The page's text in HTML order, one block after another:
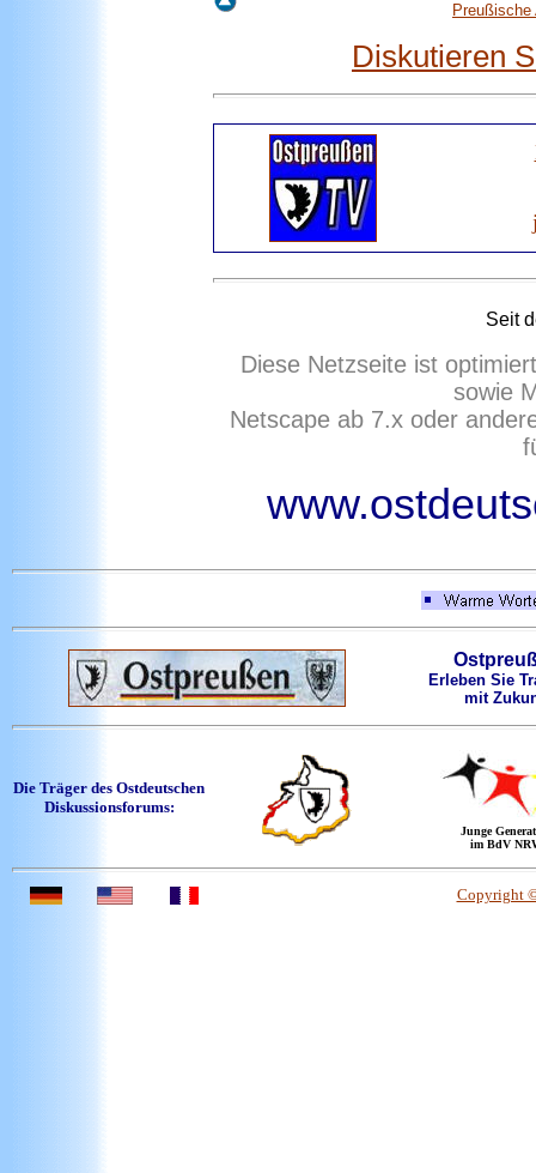
Preußische
Diskutieren
Seit
Diese Netzseite ist
sowie
Netscape ab 7.x oder
Erleben Sie
mit
Die Träger des Ostdeutschen
Diskussionsforums:
Junge
im BdV
Copyright